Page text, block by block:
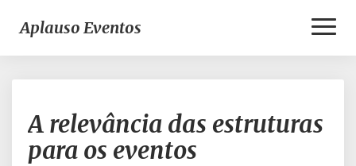
Aplauso Eventos
relevância
das
estruturas
A relevância das estruturas
para os eventos